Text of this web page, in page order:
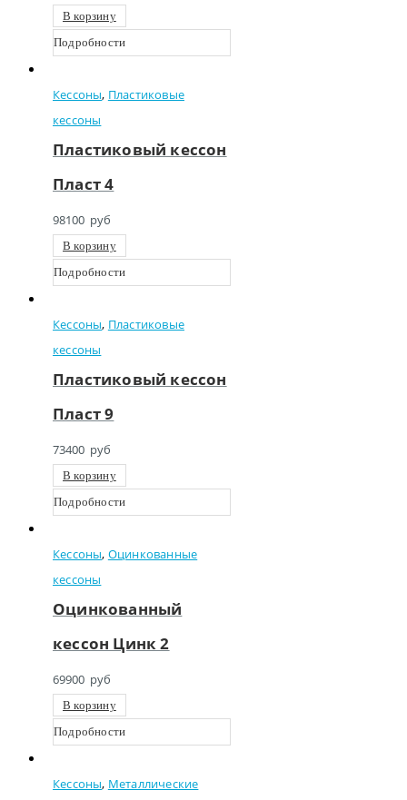
В корзину
Подробности
Кессоны, Пластиковые
кессоны
Пластиковый кессон
Пласт 4
98100 руб
В корзину
Подробности
Кессоны, Пластиковые
кессоны
Пластиковый кессон
Пласт 9
73400 руб
В корзину
Подробности
Кессоны, Оцинкованные
кессоны
Оцинкованный
кессон Цинк 2
69900 руб
В корзину
Подробности
Кессоны, Металлические